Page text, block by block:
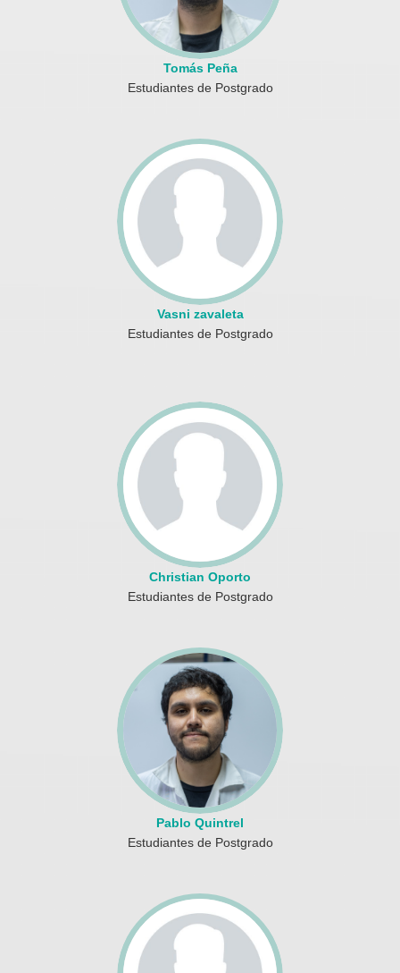
Tomás Peña
Estudiantes de Postgrado
Vasni zavaleta
Estudiantes de Postgrado
Christian Oporto
Estudiantes de Postgrado
Pablo Quintrel
Estudiantes de Postgrado